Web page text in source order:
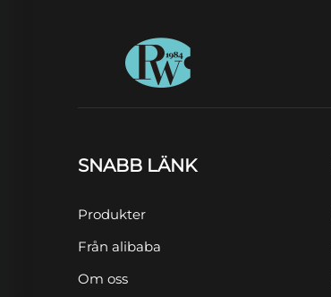
SNABB LÄNK
Produkter
Från alibaba
Om oss